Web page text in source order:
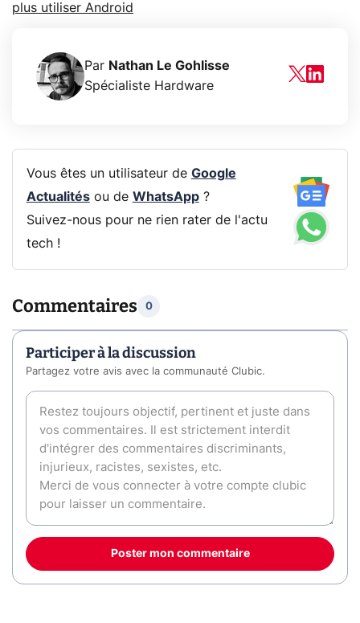
plus utiliser Android
Par Nathan Le Gohlisse
Spécialiste Hardware
Vous êtes un utilisateur de Google
Actualitésou de WhatsApp?
Suivez-nous pour ne rien rater de l'actu
tech !
Commentaires 0
Participer à la discussion
Partagez votre avis avec la communauté Clubic.
Poster mon commentaire